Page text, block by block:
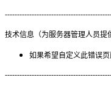
技术信息（为服务器管理人员提
如果希望自定义此错误